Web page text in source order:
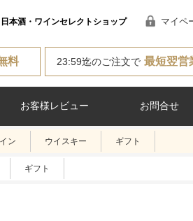
本酒・ワインセレクトショップ マイペ
料 23:59迄のご注文で 最短翌営
お客様レビュー お問合せ
ン ウイスキー ギフト
ギフト